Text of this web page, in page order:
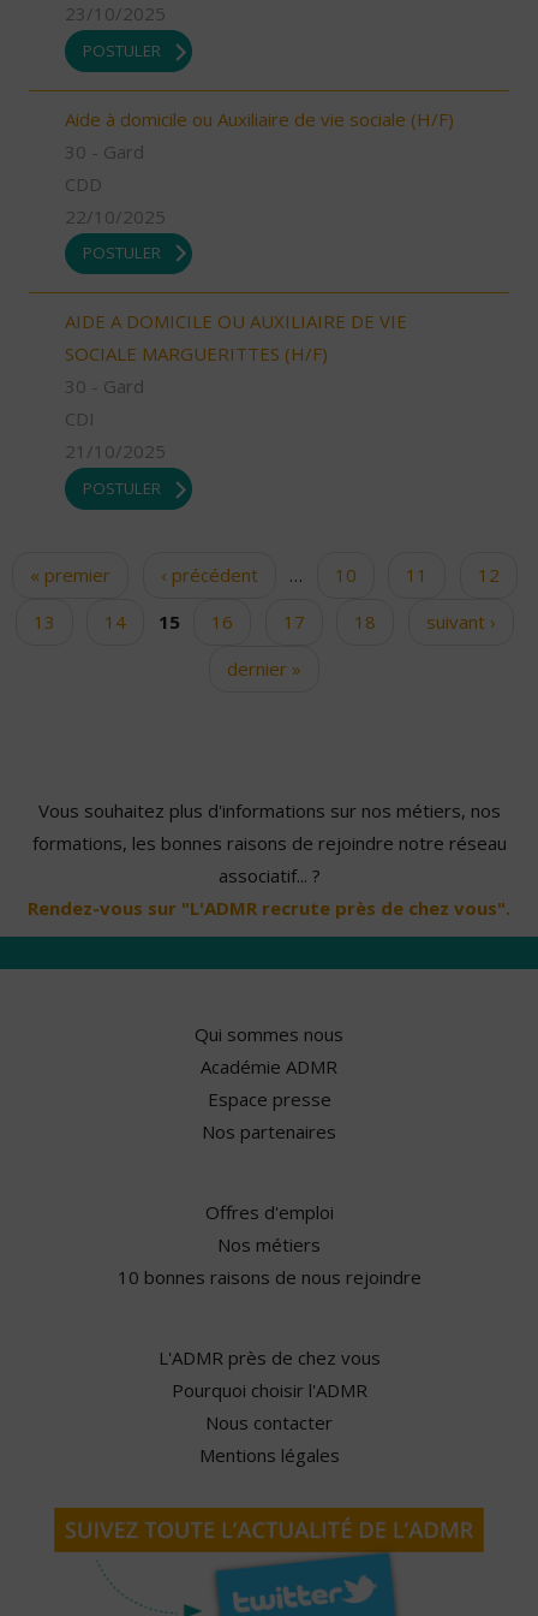
23/10/2025
POSTULER
Aide à domicile ou Auxiliaire de vie sociale (H/F)
30 - Gard
CDD
22/10/2025
POSTULER
AIDE A DOMICILE OU AUXILIAIRE DE VIE
SOCIALE MARGUERITTES (H/F)
30 - Gard
CDI
21/10/2025
POSTULER
Pages
« premier ‹ précédent … 10 11
12
13
14 15 16 17 18
suivant ›
dernier »
Vous souhaitez plus d'informations sur nos métiers, nos
formations, les bonnes raisons de rejoindre notre réseau
associatif... ?
Rendez-vous sur "L'ADMR recrute près de chez vous".
Qui sommes nous
Académie ADMR
Espace presse
Nos partenaires
Offres d'emploi
Nos métiers
10 bonnes raisons de nous rejoindre
L'ADMR près de chez vous
Pourquoi choisir l'ADMR
Nous contacter
Mentions légales